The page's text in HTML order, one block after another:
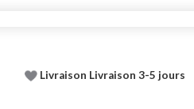
Livraison Livraison 3-5 jours